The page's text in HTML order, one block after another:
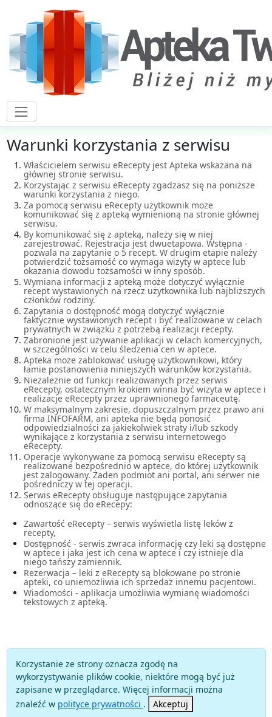
Warunki korzystania z serwisu
Właścicielem serwisu eRecepty jest Apteka wskazana na
głównej stronie serwisu.
Korzystając z serwisu eRecepty zgadzasz się na poniższe
warunki korzystania z niego.
Za pomocą serwisu eRecepty użytkownik może
komunikować się z apteką wymienioną na stronie głównej
serwisu.
By komunikować się z apteką, należy się w niej
zarejestrować. Rejestracja jest dwuetapowa. Wstępna -
pozwala na zapytanie o 5 recept. W drugim etapie należy
potwierdzić tożsamość co wymaga wizyty w aptece lub
okazania dowodu tożsamości w inny sposób.
Wymiana informacji z apteką może dotyczyć wyłącznie
recept wystawionych na rzecz użytkownika lub najbliższych
członków rodziny.
Zapytania o dostępność mogą dotyczyć wyłącznie
faktycznie wystawionych recept i być realizowane w celach
prywatnych w związku z potrzebą realizacji recepty.
Zabronione jest używanie aplikacji w celach komercyjnych,
w szczególności w celu śledzenia cen w aptece.
Apteka może zablokować usługę użytkownikowi, który
łamie postanowienia niniejszych warunków korzystania.
Niezależnie od funkcji realizowanych przez serwis
eRecepty, ostatecznym krokiem winna być wizyta w aptece i
realizacje eRecepty przez uprawnionego farmaceutę.
W maksymalnym zakresie, dopuszczalnym przez prawo ani
firma INFOFARM, ani apteka nie będą ponosić
odpowiedzialności za jakiekolwiek straty i/lub szkody
wynikające z korzystania z serwisu internetowego
eRecepty.
Operacje wykonywane za pomocą serwisu eRecepty są
realizowane bezpośrednio w aptece, do której użytkownik
jest zalogowany. Żaden podmiot ani portal, ani serwer nie
pośredniczy w tej operacji.
Serwis eRecepty obsługuje następujące zapytania
odnoszące się do eRecepy:
Zawartość eRecepty – serwis wyświetla listę leków z
recepty,
Dostępność - serwis zwraca informację czy leki są dostępne
w aptece i jaka jest ich cena w aptece i czy istnieje dla
niego tańszy zamiennik.
Rezerwacja – leki z eRecepty są blokowane po stronie
apteki, co uniemożliwia ich sprzedaż innemu pacjentowi.
Wiadomości - aplikacja umożliwia wymianę wiadomości
tekstowych z apteką.
Korzystanie ze strony oznacza zgodę na
wykorzystywanie plików cookie, niektóre mogą być już
zapisane w przeglądarce. Więcej informacji można
znaleźć w polityce prywatności . Akceptuj